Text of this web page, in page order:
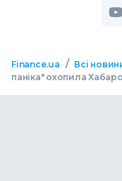
Finance.ua / Всі
паніка" охопила